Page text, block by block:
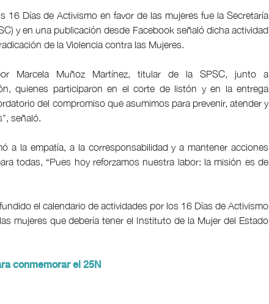
Días de Activismo en favor de las mujeres fue la Secretaría
y en una publicación desde Facebook señaló dicha actividad
de la Violencia contra las Mujeres.
Marcela Muñoz Martínez, titular de la SPSC, junto a
quienes participaron en el corte de listón y en la entrega
del compromiso que asumimos para prevenir, atender y
señaló.
a la empatía, a la corresponsabilidad y a mantener acciones
todas, “Pues hoy reforzamos nuestra labor: la misión es de
el calendario de actividades por los 16 Días de Activismo
mujeres que debería tener el Instituto de la Mujer del Estado
conmemorar el 25N